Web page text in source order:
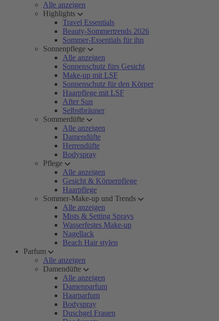
Alle anzeigen
Highlights
Travel Essentials
Beauty-Sommertrends 2026
Sommer-Essentials für ihn
Sonnenpflege
Alle anzeigen
Sonnenschutz fürs Gesicht
Make-up mit LSF
Sonnenschutz für den Körper
Haarpflege mit LSF
After Sun
Selbstbräuner
Sommerdüfte
Alle anzeigen
Damendüfte
Herrendüfte
Bodyspray
Pflege
Alle anzeigen
Gesicht & Körperpflege
Haarpflege
Sommer-Make-up und Trends
Alle anzeigen
Mists & Setting Sprays
Wasserfestes Make-up
Nagellack
Beach Hair stylen
Parfum
Alle anzeigen
Damendüfte
Alle anzeigen
Damenparfum
Haarparfum
Bodyspray
Duschgel Frauen